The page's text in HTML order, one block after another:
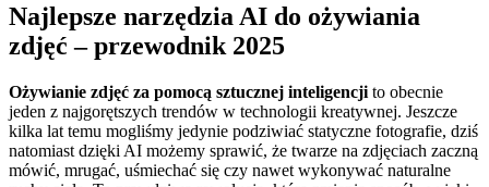
Najlepsze narzędzia AI do ożywiania
zdjęć – przewodnik 2025
Ożywianie zdjęć za pomocą sztucznej inteligencji to obecnie
jeden z najgorętszych trendów w technologii kreatywnej. Jeszcze
kilka lat temu mogliśmy jedynie podziwiać statyczne fotografie, dziś
natomiast dzięki AI możemy sprawić, że twarze na zdjęciach zaczną
mówić, mrugać, uśmiechać się czy nawet wykonywać naturalne